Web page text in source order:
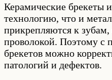
Керамические брекеты
технологию, что и
прикрепляются к
проволокой. Поэтому с
брекетов можно
патологий и дефектов.